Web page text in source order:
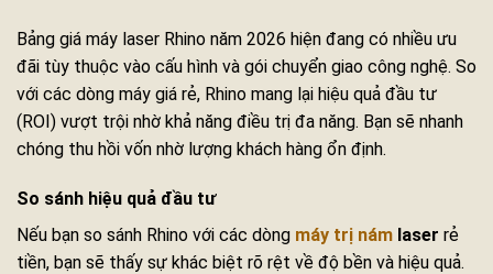
Bảng giá máy laser Rhino năm 2026 hiện đang có nhiều ưu
đãi tùy thuộc vào cấu hình và gói chuyển giao công nghệ. So
với các dòng máy giá rẻ, Rhino mang lại hiệu quả đầu tư
(ROI) vượt trội nhờ khả năng điều trị đa năng. Bạn sẽ nhanh
chóng thu hồi vốn nhờ lượng khách hàng ổn định.
So sánh hiệu quả đầu tư
Nếu bạn so sánh Rhino với các dòng máy trị nám laser rẻ
tiền, bạn sẽ thấy sự khác biệt rõ rệt về độ bền và hiệu quả.